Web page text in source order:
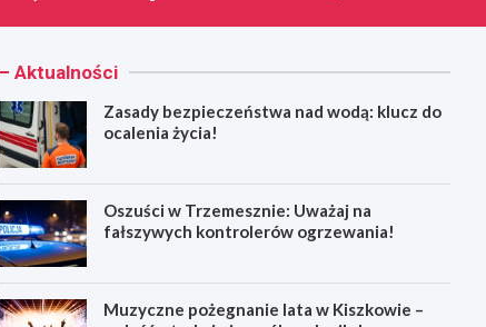
Aktualności
Zasady bezpieczeństwa nad wodą: klucz do
ocalenia życia!
Oszuści w Trzemesznie: Uważaj na
fałszywych kontrolerów ogrzewania!
Muzyczne pożegnanie lata w Kiszkowie –